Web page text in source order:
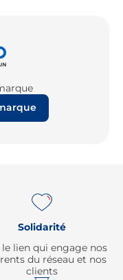
Solidarité
le lien qui engage nos
du réseau et nos
clients